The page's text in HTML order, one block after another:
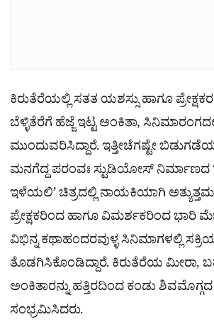
ಕಿರುತೆರೆಯಲ್ಲಿ ಸತತ ಯಶಸ್ಸು ಹಾಗೂ
ಬೆಳ್ಳಿತೆರೆಗೆ ಹೆಜ್ಜೆ ಇಟ್ಟ ಅಂಕಿತಾ,
ಮುಂದುವರಿಸಿದ್ದಾರೆ. ಇತ್ತೀಚೆಗಷ್ಟೇ
ಮನಗೆದ್ದ ಪರಂವಃ ಸ್ಟುಡಿಯೋಸ್ ನಿರ್ಮಾಣದ
ಇಳೆಯಲಿ’ ಚಿತ್ರದಲ್ಲಿ ನಾಯಕಿಯಾಗಿ
ಪ್ರೇಕ್ಷಕರಿಂದ ಹಾಗೂ ವಿಮರ್ಶಕರಿಂದ ಭಾರಿ
ವಿಭಿನ್ನ ಕಥಾಹಂದರವುಳ್ಳ ಸಿನಿಮಾಗಳಲ್ಲಿ
ತೊಡಗಿಸಿಕೊಂಡಿದ್ದಾರೆ. ಕಿರುತೆರೆಯ ಮೀರಾ,
ಅಂಕಿತಾರನ್ನು ಹತ್ತಿರದಿಂದ ಕಂಡು
ಸಂಭ್ರಮಿಸಿದರು.